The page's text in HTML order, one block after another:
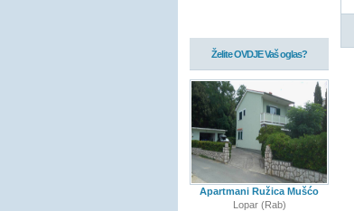
Želite OVDJE Vaš oglas?
Apartmani Ružica Mušćo
Lopar (Rab)